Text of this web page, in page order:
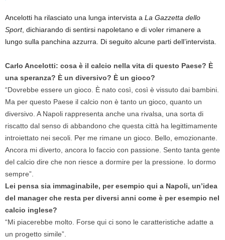
Ancelotti ha rilasciato una lunga intervista a La Gazzetta dello
Sport, dichiarando di sentirsi napoletano e di voler rimanere a
lungo sulla panchina azzurra. Di seguito alcune parti dell’intervista.
Carlo Ancelotti: cosa è il calcio nella vita di questo Paese? È
una speranza? È un diversivo? È un gioco?
“Dovrebbe essere un gioco. È nato così, così è vissuto dai bambini.
Ma per questo Paese il calcio non è tanto un gioco, quanto un
diversivo. A Napoli rappresenta anche una rivalsa, una sorta di
riscatto dal senso di abbandono che questa città ha legittimamente
introiettato nei secoli. Per me rimane un gioco. Bello, emozionante.
Ancora mi diverto, ancora lo faccio con passione. Sento tanta gente
del calcio dire che non riesce a dormire per la pressione. Io dormo
sempre”.
Lei pensa sia immaginabile, per esempio qui a Napoli, un’idea
del manager che resta per diversi anni come è per esempio nel
calcio inglese?
“Mi piacerebbe molto. Forse qui ci sono le caratteristiche adatte a
un progetto simile”.